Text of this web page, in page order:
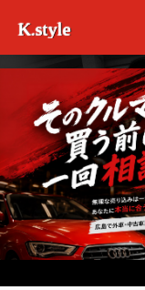
K.style